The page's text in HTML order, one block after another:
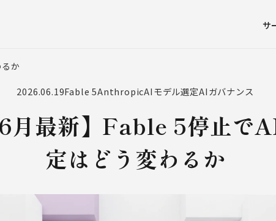
サ
か
2026.06.19Fable 5AnthropicAIモデル選定AIガバナンス
月最新】Fable 5停止で
定はどう変わるか